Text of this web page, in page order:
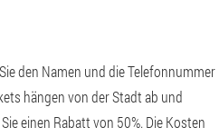
den Namen und die Telefonnummer
hängen von der Stadt ab und
einen Rabatt von 50%. Die Kosten